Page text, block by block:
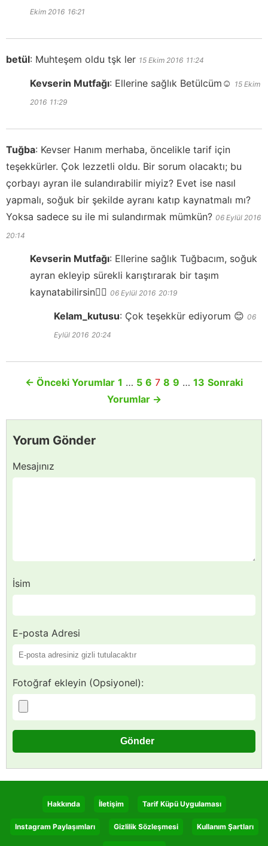
Ekim 2016 16:21
betül: Muhteşem oldu tşk ler 15 Ekim 2016 11:24
Kevserin Mutfağı: Ellerine sağlık Betülcüm☺️ 15 Ekim
2016 11:29
Tuğba: Kevser Hanım merhaba, öncelikle tarif için
teşekkürler. Çok lezzetli oldu. Bir sorum olacaktı; bu
çorbayı ayran ile sulandırabilir miyiz? Evet ise nasıl
yapmalı, soğuk bir şekilde ayranı katıp kaynatmalı mı?
Yoksa sadece su ile mi sulandırmak mümkün? 06 Eylül 2016
20:14
Kevserin Mutfağı: Ellerine sağlık Tuğbacım, soğuk
ayran ekleyip sürekli karıştırarak bir taşım
kaynatabilirsin👍🏻 06 Eylül 2016 20:19
Kelam_kutusu: Çok teşekkür ediyorum 😊 06
Eylül 2016 20:24
← Önceki Yorumlar 1 … 5 6 7 8 9 … 13 Sonraki
Yorumlar →
Yorum Gönder
Mesajınız
İsim
E-posta Adresi
Fotoğraf ekleyin (Opsiyonel):
Hakkında İletişim Tarif Küpü Uygulaması
Instagram Paylaşımları Gizlilik Sözleşmesi Kullanım Şartları